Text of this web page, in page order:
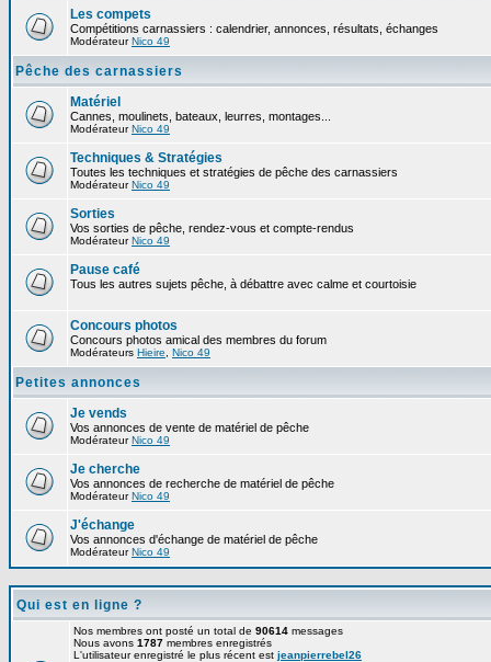
Les compets
Compétitions carnassiers : calendrier, annonces, résultats, échanges
ModérateurNico 49
Pêche des carnassiers
Matériel
Cannes, moulinets, bateaux, leurres, montages...
ModérateurNico 49
Techniques & Stratégies
Toutes les techniques et stratégies de pêche des carnassiers
ModérateurNico 49
Sorties
Vos sorties de pêche, rendez-vous et compte-rendus
ModérateurNico 49
Pause café
Tous les autres sujets pêche, à débattre avec calme et courtoisie
Concours photos
Concours photos amical des membres du forum
Modérateurs Hieire Nico 49
Petites annonces
Je vends
Vos annonces de vente de matériel de pêche
ModérateurNico 49
Je cherche
Vos annonces de recherche de matériel de pêche
ModérateurNico 49
J'échange
Vos annonces d'échange de matériel de pêche
ModérateurNico 49
Qui est en ligne ?
Nos membres ont posté un total de 90614 messages
Nous avons 1787 membres enregistrés
L'utilisateur enregistré le plus récent est jeanpierrebel26